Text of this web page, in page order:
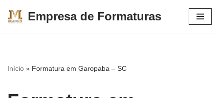
conteúdo
Empresa de Formaturas
Início » Formatura em Garopaba – SC